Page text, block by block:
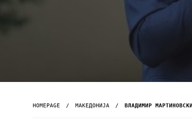
HOMEPAGE МАКЕДОНИЈА ВЛАДИМИР